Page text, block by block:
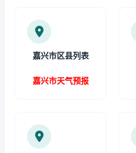
嘉兴市区县列表
嘉兴市天气预报